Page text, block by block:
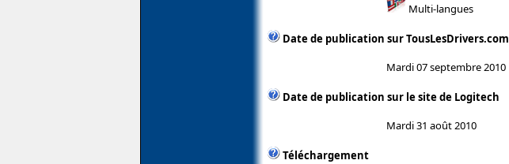
Multi-langues
Date de publication sur TousLesDrivers.com
Mardi 07 septembre 2010
Date de publication sur le site de Logitech
Mardi 31 août 2010
Téléchargement